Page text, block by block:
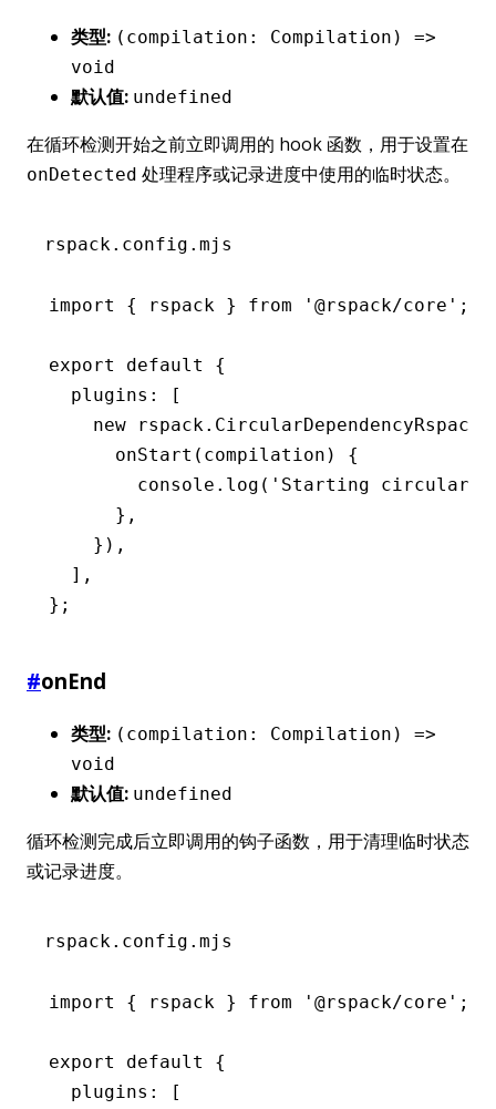
类型: (compilation: Compilation) =>
void
默认值: undefined
在循环检测开始之前立即调用的 hook 函数，用于设置在
onDetected 处理程序或记录进度中使用的临时状态。
rspack.config.mjs
import { rspack } from '@rspack/core' ;
export default
{
  plugins
:
[
    new
rspack
      onStart
(compilation) {
        console
.log ( 'Starting circular
      }
,
    })
,
  ]
,
};
#onEnd
类型: (compilation: Compilation) =>
void
默认值: undefined
循环检测完成后立即调用的钩子函数，用于清理临时状态
或记录进度。
rspack.config.mjs
import { rspack } from '@rspack/core' ;
export default
{
  plugins
:
[